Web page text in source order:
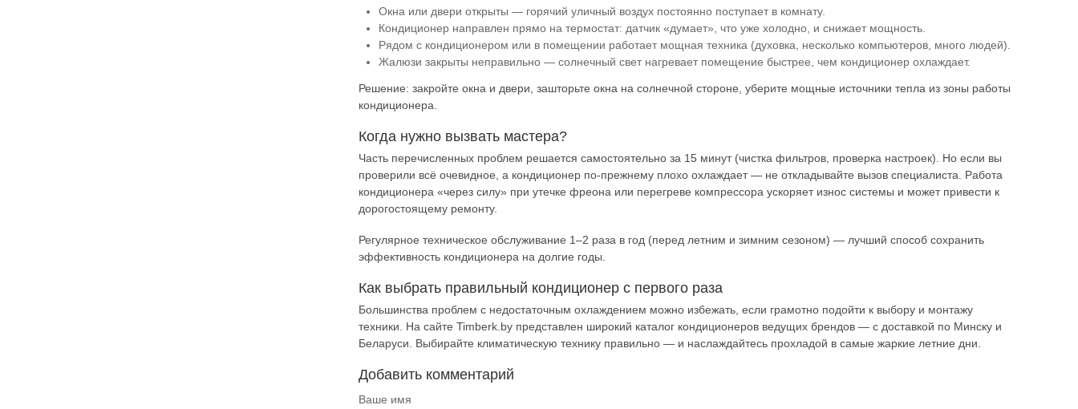
Окна или двери открыты — горячий уличный воздух постоянно поступает в комнату.
Кондиционер направлен прямо на термостат: датчик «думает», что уже холодно, и снижает мощность.
Рядом с кондиционером или в помещении работает мощная техника (духовка, несколько компьютеров, много людей).
Жалюзи закрыты неправильно — солнечный свет нагревает помещение быстрее, чем кондиционер охлаждает.
Решение: закройте окна и двери, зашторьте окна на солнечной стороне, уберите мощные источники тепла из зоны работы
кондиционера.
Когда нужно вызвать мастера?
Часть перечисленных проблем решается самостоятельно за 15 минут (чистка фильтров, проверка настроек). Но если вы
проверили всё очевидное, а кондиционер по-прежнему плохо охлаждает — не откладывайте вызов специалиста. Работа
кондиционера «через силу» при утечке фреона или перегреве компрессора ускоряет износ системы и может привести к
дорогостоящему ремонту.
Регулярное техническое обслуживание 1–2 раза в год (перед летним и зимним сезоном) — лучший способ сохранить
эффективность кондиционера на долгие годы.
Как выбрать правильный кондиционер с первого раза
Большинства проблем с недостаточным охлаждением можно избежать, если грамотно подойти к выбору и монтажу
техники. На сайте Timberk.by представлен широкий каталог кондиционеров ведущих брендов — с доставкой по Минску и
Беларуси. Выбирайте климатическую технику правильно — и наслаждайтесь прохладой в самые жаркие летние дни.
Добавить комментарий
Ваше имя